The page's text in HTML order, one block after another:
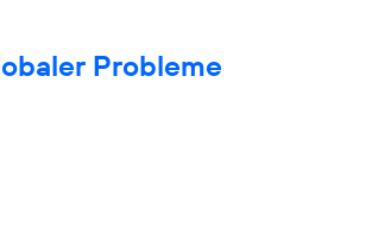
Probleme